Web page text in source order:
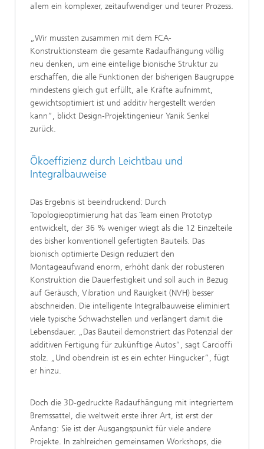
allem ein komplexer, zeitaufwendiger und teurer Prozess.
„Wir mussten zusammen mit dem FCA-
Konstruktionsteam die gesamte Radaufhängung völlig
neu denken, um eine einteilige bionische Struktur zu
erschaffen, die alle Funktionen der bisherigen Baugruppe
mindestens gleich gut erfüllt, alle Kräfte aufnimmt,
gewichtsoptimiert ist und additiv hergestellt werden
kann“, blickt Design-Projektingenieur Yanik Senkel
zurück.
Ökoeffizienz durch Leichtbau und
Integralbauweise
Das Ergebnis ist beeindruckend: Durch
Topologieoptimierung hat das Team einen Prototyp
entwickelt, der 36 % weniger wiegt als die 12 Einzelteile
des bisher konventionell gefertigten Bauteils. Das
bionisch optimierte Design reduziert den
Montageaufwand enorm, erhöht dank der robusteren
Konstruktion die Dauerfestigkeit und soll auch in Bezug
auf Geräusch, Vibration und Rauigkeit (NVH) besser
abschneiden. Die intelligente Integralbauweise eliminiert
viele typische Schwachstellen und verlängert damit die
Lebensdauer. „Das Bauteil demonstriert das Potenzial der
additiven Fertigung für zukünftige Autos“, sagt Carcioffi
stolz. „Und obendrein ist es ein echter Hingucker“, fügt
er hinzu.
Doch die 3D-gedruckte Radaufhängung mit integriertem
Bremssattel, die weltweit erste ihrer Art, ist erst der
Anfang: Sie ist der Ausgangspunkt für viele andere
Projekte. In zahlreichen gemeinsamen Workshops, die